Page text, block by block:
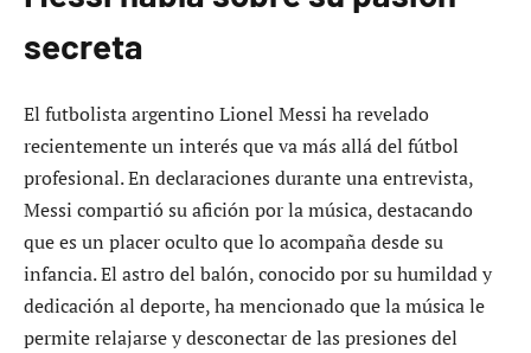
secreta
El futbolista argentino Lionel Messi ha revelado
recientemente un interés que va más allá del fútbol
profesional. En declaraciones durante una entrevista,
Messi compartió su afición por la música, destacando
que es un placer oculto que lo acompaña desde su
infancia. El astro del balón, conocido por su humildad y
dedicación al deporte, ha mencionado que la música le
permite relajarse y desconectar de las presiones del